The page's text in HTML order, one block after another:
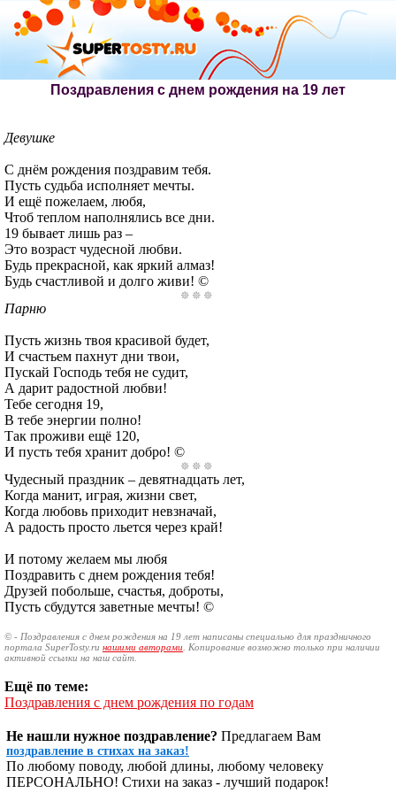
Поздравления с днем рождения на 19 лет
Девушке
С днём рождения поздравим тебя.
Пусть судьба исполняет мечты.
И ещё пожелаем, любя,
Чтоб теплом наполнялись все дни.
19 бывает лишь раз –
Это возраст чудесной любви.
Будь прекрасной, как яркий алмаз!
Будь счастливой и долго живи! ©
Парню
Пусть жизнь твоя красивой будет,
И счастьем пахнут дни твои,
Пускай Господь тебя не судит,
А дарит радостной любви!
Тебе сегодня 19,
В тебе энергии полно!
Так проживи ещё 120,
И пусть тебя хранит добро! ©
Чудесный праздник – девятнадцать лет,
Когда манит, играя, жизни свет,
Когда любовь приходит невзначай,
А радость просто льется через край!
И потому желаем мы любя
Поздравить с днем рождения тебя!
Друзей побольше, счастья, доброты,
Пусть сбудутся заветные мечты! ©
© - Поздравления с днем рождения на 19 лет написаны специально для праздничного
портала SuperTosty.ru нашими авторами . Копирование возможно только при наличии
активной ссылки на наш сайт.
Ещё по теме:
Поздравления с днем рождения по годам
Не нашли нужное поздравление? Предлагаем Вам
поздравление в стихах на заказ!
По любому поводу, любой длины, любому человеку
ПЕРСОНАЛЬНО! Стихи на заказ - лучший подарок!